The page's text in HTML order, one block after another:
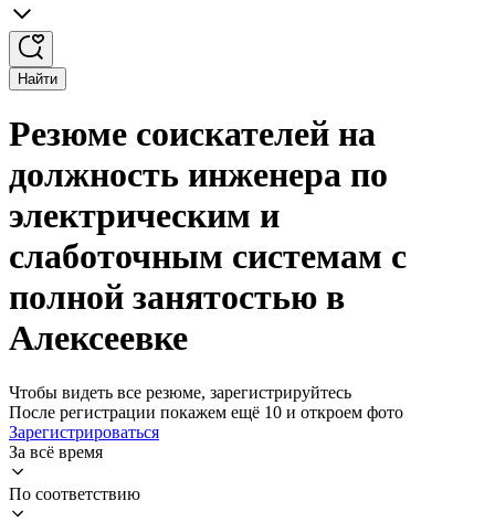
Найти
Резюме соискателей на
должность инженера по
электрическим и
слаботочным системам с
полной занятостью в
Алексеевке
Чтобы видеть все резюме, зарегистрируйтесь
После регистрации покажем ещё 10 и откроем фото
Зарегистрироваться
За всё время
По соответствию